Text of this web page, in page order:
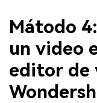
Mátodo
un video
editor de